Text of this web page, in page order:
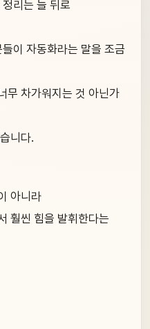
리는 늘 뒤로
이 자동화라는 말을 조금
무 차가워지는 것 아닌가
니다.
아니라
훨씬 힘을 발휘한다는